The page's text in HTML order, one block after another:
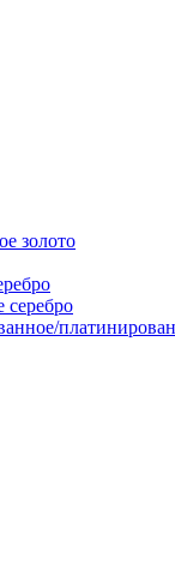
золото
серебро